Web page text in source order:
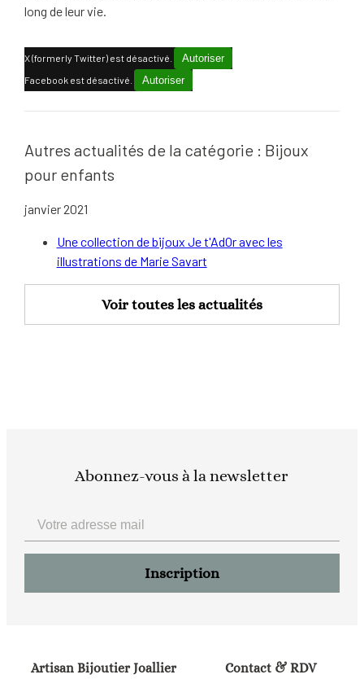
long de leur vie.
X (formerly Twitter) est désactivé. Autoriser
Facebook est désactivé. Autoriser
Autres actualités de la catégorie : Bijoux
pour enfants
janvier 2021
Une collection de bijoux Je t'AdOr avec les
illustrations de Marie Savart
Voir toutes les actualités
Abonnez-vous à la newsletter
Artisan Bijoutier Joallier
Contact & RDV